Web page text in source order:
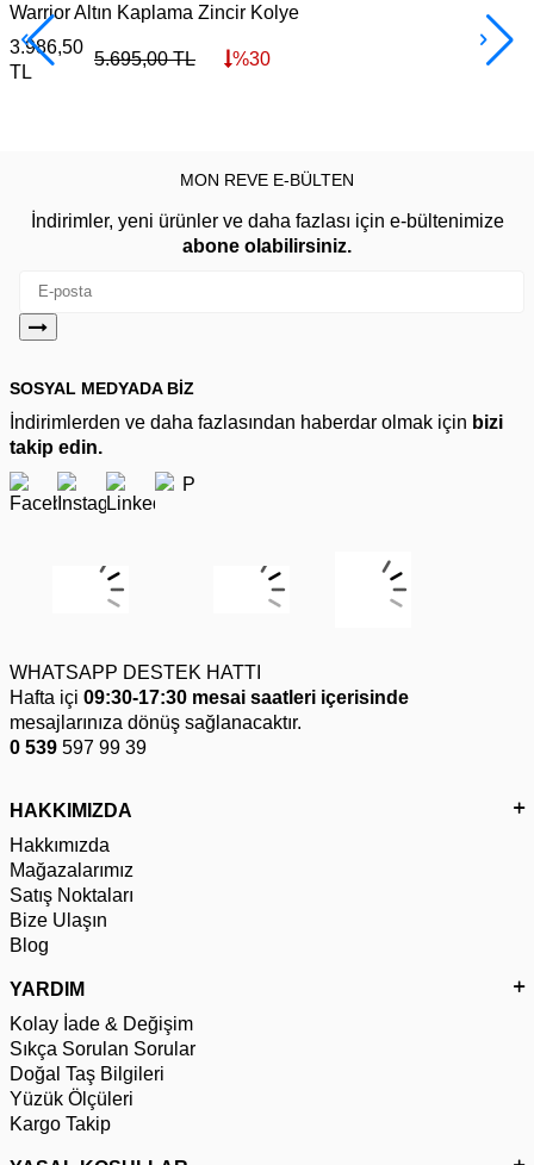
Warrior Altın Kaplama Zincir Kolye
3.986,50
TL
5.695,00TL %30
MON REVE E-BÜLTEN
İndirimler, yeni ürünler ve daha fazlası için e-bültenimize
abone olabilirsiniz.
SOSYAL MEDYADA BİZ
İndirimlerden ve daha fazlasından haberdar olmak için bizi
takip edin.
WHATSAPP DESTEK HATTI
Hafta içi 09:30-17:30 mesai saatleri içerisinde
mesajlarınıza dönüş sağlanacaktır.
0 539 597 99 39
HAKKIMIZDA
Hakkımızda
Mağazalarımız
Satış Noktaları
Bize Ulaşın
Blog
YARDIM
Kolay İade & Değişim
Sıkça Sorulan Sorular
Doğal Taş Bilgileri
Yüzük Ölçüleri
Kargo Takip